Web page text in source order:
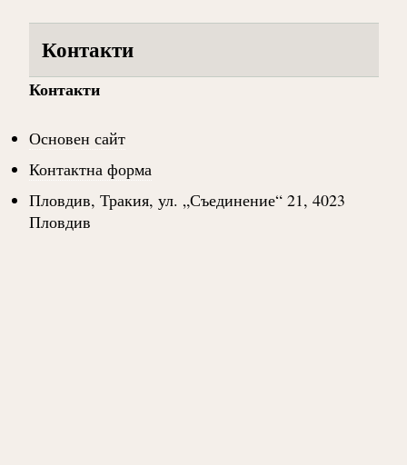
Контакти
Контакти
Основен сайт
Контактна форма
Пловдив, Тракия, ул. „Съединение“ 21, 4023
Пловдив